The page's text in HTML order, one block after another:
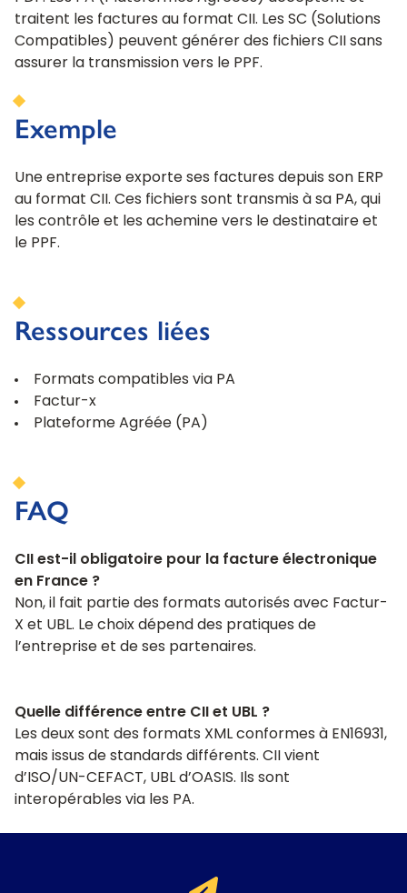
traitent les factures au format CII. Les SC (Solutions
Compatibles) peuvent générer des fichiers CII sans
assurer la transmission vers le PPF.
Exemple
Une entreprise exporte ses factures depuis son ERP
au format CII. Ces fichiers sont transmis à sa PA, qui
les contrôle et les achemine vers le destinataire et
le PPF.
Ressources liées
Formats compatibles via PA
Factur-x
Plateforme Agréée (PA)
FAQ
CII est-il obligatoire pour la facture électronique
en France ?
Non, il fait partie des formats autorisés avec Factur-
X et UBL. Le choix dépend des pratiques de
l’entreprise et de ses partenaires.
Quelle différence entre CII et UBL ?
Les deux sont des formats XML conformes à EN16931,
mais issus de standards différents. CII vient
d’ISO/UN-CEFACT, UBL d’OASIS. Ils sont
interopérables via les PA.